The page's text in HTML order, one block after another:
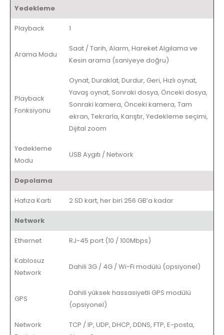
Yedekleme
Playback 1
Arama Modu
Saat / Tarih, Alarm, Hareket Algılama ve
Kesin arama (saniyeye doğru)
Playback
Fonksiyonu
Oynat, Duraklat, Durdur, Geri, Hızlı oynat,
Yavaş oynat, Sonraki dosya, Önceki dosya,
Sonraki kamera, Önceki kamera, Tam
ekran, Tekrarla, Karıştır, Yedekleme seçimi,
Dijital zoom
Yedekleme
Modu
USB Aygıtı / Network
Depolama
Hafıza Kartı 2 SD kart, her biri 256 GB’a kadar
Network
Ethernet RJ-45 port (10 / 100Mbps)
Kablosuz
Network
Dahili 3G / 4G / Wi-Fi modülü (opsiyonel)
GPS
Dahili yüksek hassasiyetli GPS modülü
(opsiyonel)
Network
TCP / IP, UDP, DHCP, DDNS, FTP, E-posta,